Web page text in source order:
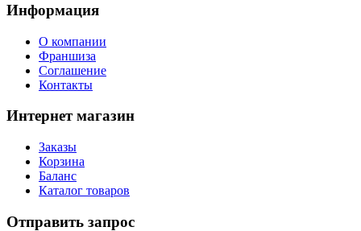
Информация
О компании
Франшиза
Соглашение
Контакты
Интернет магазин
Заказы
Корзина
Баланс
Каталог товаров
Отправить запрос